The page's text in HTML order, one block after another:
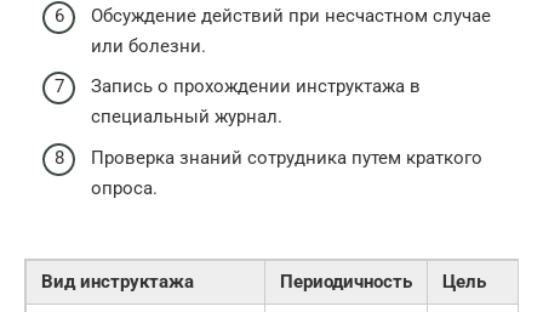
Обсуждение действий при несчастном случае
или болезни.
Запись о прохождении инструктажа в
специальный журнал.
Проверка знаний сотрудника путем краткого
опроса.
Вид инструктажа Периодичность Цель